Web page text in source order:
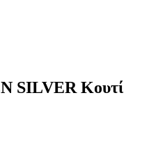
SILVER Κουτί